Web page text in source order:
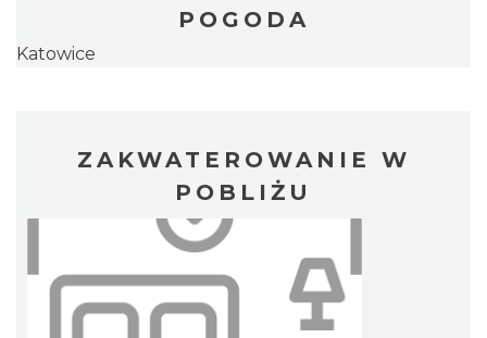
POGODA
Katowice
ZAKWATEROWANIE W
POBLIŻU